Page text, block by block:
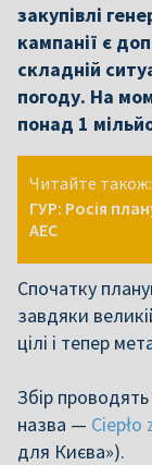
закупівлі
кампанії є
складній
погоду. На
понад 1
Читайте також:
ГУР: Росія
АЕС
Спочатку
завдяки
цілі і тепер
Збір
назва —
для Києва»).